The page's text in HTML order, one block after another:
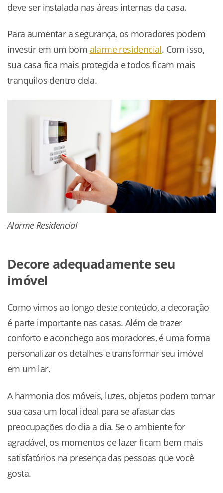
deve ser instalada nas áreas internas da casa.
Para aumentar a segurança, os moradores podem
investir em um bom alarme residencial. Com isso,
sua casa fica mais protegida e todos ficam mais
tranquilos dentro dela.
Alarme Residencial
Decore adequadamente seu
imóvel
Como vimos ao longo deste conteúdo, a decoração
é parte importante nas casas. Além de trazer
conforto e aconchego aos moradores, é uma forma
personalizar os detalhes e transformar seu imóvel
em um lar.
A harmonia dos móveis, luzes, objetos podem tornar
sua casa um local ideal para se afastar das
preocupações do dia a dia. Se o ambiente for
agradável, os momentos de lazer ficam bem mais
satisfatórios na presença das pessoas que você
gosta.